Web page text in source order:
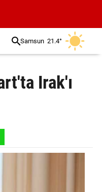
Samsun 21.4°
Irak'ı